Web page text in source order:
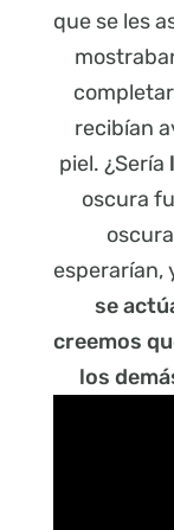
que se les
recibían
piel. ¿Sería
oscura
esperarían,
se
creemos
los